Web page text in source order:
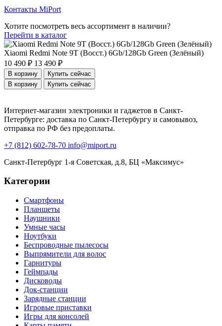
Контакты MiPort
Хотите посмотреть весь ассортимент в наличии?
Перейти в каталог
Xiaomi Redmi Note 9T (Восст.) 6Gb/128Gb Green (Зелёный)
10 490 ₽ 13 490 ₽
В корзину
Купить сейчас
В корзину
Купить сейчас
Интернет-магазин электроники и гаджетов в Санкт-
Петербурге: доставка по Санкт-Петербургу и самовывоз,
отправка по РФ без предоплаты.
+7 (812) 602-78-70 info@miport.ru
Санкт-Петербург 1-я Советская, д.8, БЦ «Максимус»
Категории
Смартфоны
Планшеты
Наушники
Умные часы
Ноутбуки
Беспроводные пылесосы
Выпрямители для волос
Гарнитуры
Геймпады
Дисководы
Док-станции
Зарядные станции
Игровые приставки
Игры для консолей